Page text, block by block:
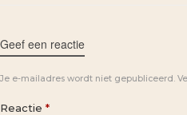
Geef een reactie
Je e-mailadres wordt niet gepubliceerd.
Reactie *